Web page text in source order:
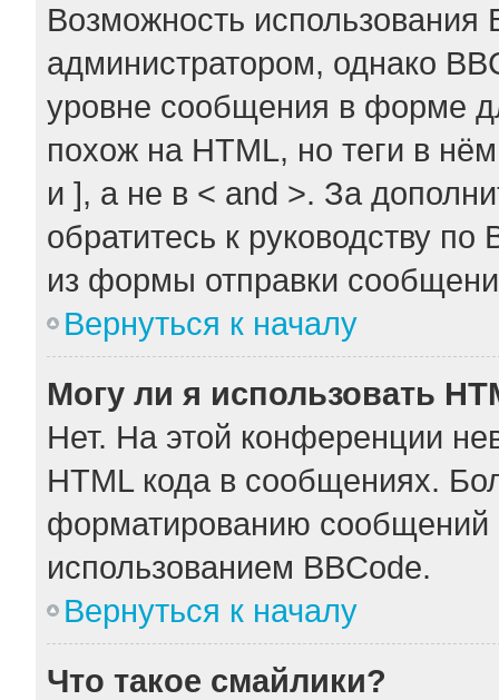
Возможность использования
администратором, однако
уровне сообщения в форме
похож на HTML, но теги в
и ], а не в < and >. За
обратитесь к руководству
из формы отправки
Вернуться к началу
Могу ли я использовать
Нет. На этой конференции
HTML кода в сообщениях.
форматированию сообщений
использованием BBCode.
Вернуться к началу
Что такое смайлики?